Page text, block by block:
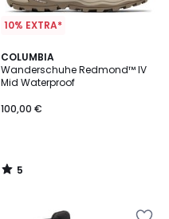
10% EXTRA*
COLUMBIA
Wanderschuhe Redmond™ IV
Mid Waterproof
100,00 €
5
/
5
5
/